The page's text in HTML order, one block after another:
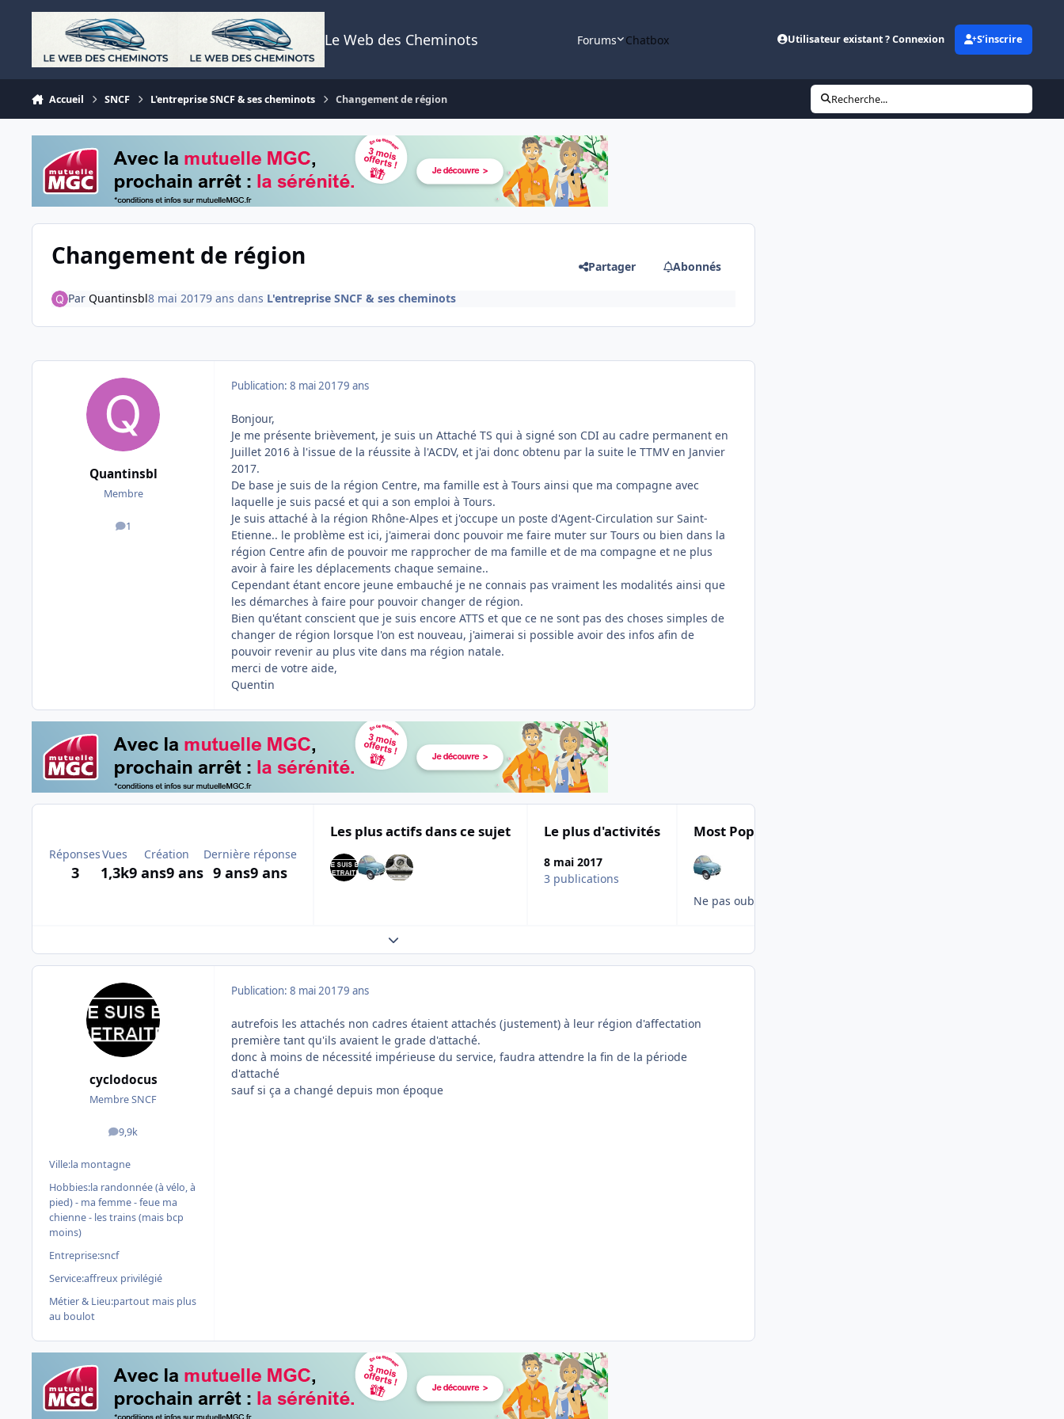
Aller au contenu
Le Web des Cheminots Forums Chatbox Utilisateur existant ? Connexion S’inscrire
Accueil SNCF L'entreprise SNCF & ses cheminots Changement de région Recherche...
Changement de région Partager Abonnés
Par Quantinsbl8 mai 20179 ans dans L'entreprise SNCF & ses cheminots
Quantinsbl
Membre
1
messages
Publication: 8 mai 20179 ans
Bonjour,
Je me présente brièvement, je suis un Attaché TS qui à signé son CDI au cadre permanent en
Juillet 2016 à l'issue de la réussite à l'ACDV, et j'ai donc obtenu par la suite le TTMV en Janvier
2017.
De base je suis de la région Centre, ma famille est à Tours ainsi que ma compagne avec
laquelle je suis pacsé et qui a son emploi à Tours.
Je suis attaché à la région Rhône-Alpes et j'occupe un poste d'Agent-Circulation sur Saint-
Etienne.. le problème est ici, j'aimerai donc pouvoir me faire muter sur Tours ou bien dans la
région Centre afin de pouvoir me rapprocher de ma famille et de ma compagne et ne plus
avoir à faire les déplacements chaque semaine..
Cependant étant encore jeune embauché je ne connais pas vraiment les modalités ainsi que
les démarches à faire pour pouvoir changer de région.
Bien qu'étant conscient que je suis encore ATTS et que ce ne sont pas des choses simples de
changer de région lorsque l'on est nouveau, j'aimerai si possible avoir des infos afin de
pouvoir revenir au plus vite dans ma région natale.
merci de votre aide,
Quentin
Réponses
3
Vues
1,3k
Création
9 ans9 ans
Dernière réponse
9 ans9 ans
Les plus actifs dans ce sujet Le plus d'activités
8 mai 2017
3 publications
Most Popular Posts
Ne pas oublier que par la suite, le changement de résidence peut
Expand topic overview
cyclodocus
Membre SNCF
9,9k
messages
Ville:la montagne
Hobbies:la randonnée (à vélo, à
pied) - ma femme - feue ma
chienne - les trains (mais bcp
moins)
Entreprise:sncf
Service:affreux privilégié
Métier & Lieu:partout mais plus
au boulot
Publication: 8 mai 20179 ans
autrefois les attachés non cadres étaient attachés (justement) à leur région d'affectation
première tant qu'ils avaient le grade d'attaché.
donc à moins de nécessité impérieuse du service, faudra attendre la fin de la période
d'attaché
sauf si ça a changé depuis mon époque